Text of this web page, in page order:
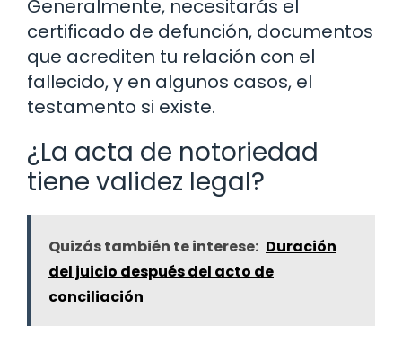
Generalmente, necesitarás el
certificado de defunción, documentos
que acrediten tu relación con el
fallecido, y en algunos casos, el
testamento si existe.
¿La acta de notoriedad
tiene validez legal?
Quizás también te interese: Duración
del juicio después del acto de
conciliación